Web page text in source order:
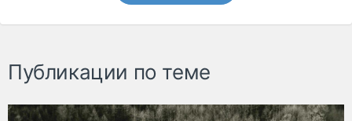
Публикации по теме